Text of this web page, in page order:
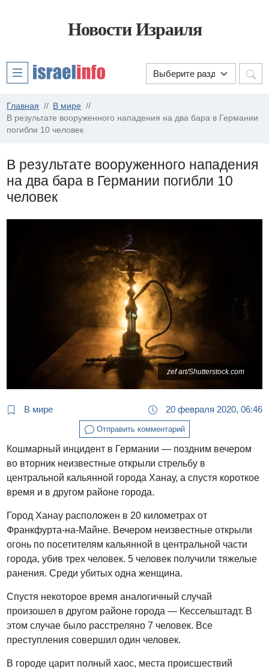
Новости Израиля
Главная
В мире
В результате вооруженного нападения на два бара в Германии
погибли 10 человек
В результате вооруженного нападения
на два бара в Германии погибли 10
человек
zef art/Shutterstock.com
В мире 20 февраля 2020, 06:46
Отправить комментарий
Кошмарный инцидент в Германии — поздним вечером
во вторник неизвестные открыли стрельбу в
центральной кальянной города Ханау, а спустя короткое
время и в другом районе города.
Город Ханау расположен в 20 километрах от
Франкфурта-на-Майне. Вечером неизвестные открыли
огонь по посетителям кальянной в центральной части
города, убив трех человек. 5 человек получили тяжелые
ранения. Среди убитых одна женщина.
Спустя некоторое время аналогичный случай
произошел в другом районе города — Кессельштадт. В
этом случае было расстреляно 7 человек. Все
преступления совершил один человек.
В городе царит полный хаос, места происшествий